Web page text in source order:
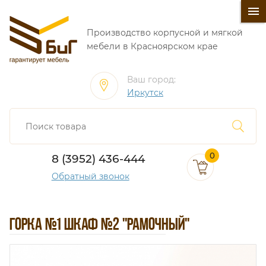
󰍜
Производство корпусной и мягкой
мебели в Красноярском крае
Ваш город:
Иркутск
8 (3952) 436-444
Обратный звонок
0
ГОРКА №1 ШКАФ №2 "РАМОЧНЫЙ"